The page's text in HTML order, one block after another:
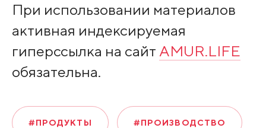
При использовании материалов
активная индексируемая
гиперссылка на сайт AMUR.LIFE
обязательна.
#ПРОДУКТЫ #ПРОИЗВОДСТВО